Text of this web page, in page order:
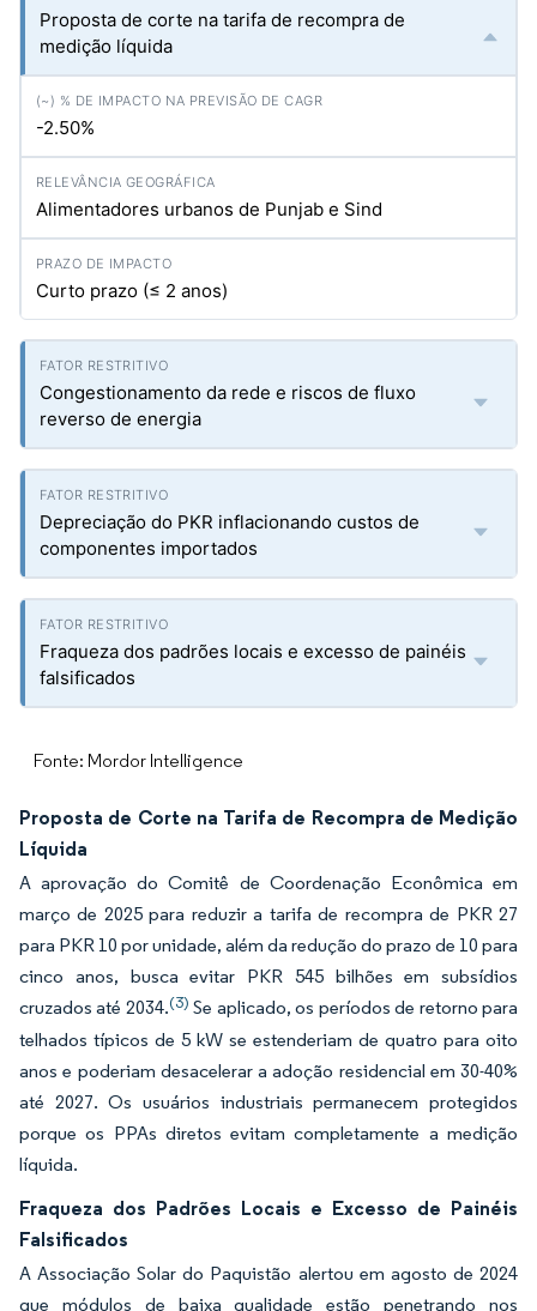
Proposta de corte na tarifa de recompra de
medição líquida
-2.50%
Alimentadores urbanos de Punjab e Sind
Curto prazo (≤ 2 anos)
Congestionamento da rede e riscos de fluxo
reverso de energia
Depreciação do PKR inflacionando custos de
componentes importados
Fraqueza dos padrões locais e excesso de painéis
falsificados
Fonte: Mordor Intelligence
Proposta de Corte na Tarifa de Recompra de Medição
Líquida
A aprovação do Comitê de Coordenação Econômica em
março de 2025 para reduzir a tarifa de recompra de PKR 27
para PKR 10 por unidade, além da redução do prazo de 10 para
cinco anos, busca evitar PKR 545 bilhões em subsídios
cruzados até 2034.(3) Se aplicado, os períodos de retorno para
telhados típicos de 5 kW se estenderiam de quatro para oito
anos e poderiam desacelerar a adoção residencial em 30-40%
até 2027. Os usuários industriais permanecem protegidos
porque os PPAs diretos evitam completamente a medição
líquida.
Fraqueza dos Padrões Locais e Excesso de Painéis
Falsificados
A Associação Solar do Paquistão alertou em agosto de 2024
que módulos de baixa qualidade estão penetrando nos